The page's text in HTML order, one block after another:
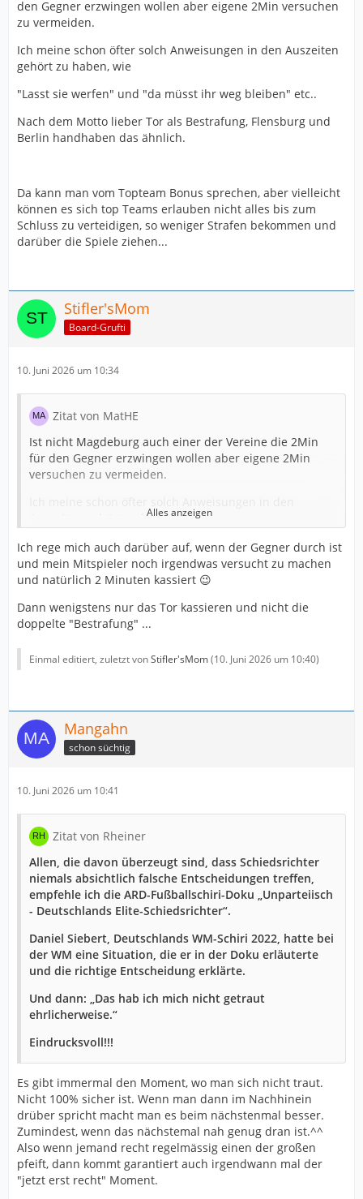
den Gegner erzwingen wollen aber eigene 2Min versuchen
zu vermeiden.
Ich meine schon öfter solch Anweisungen in den Auszeiten
gehört zu haben, wie
"Lasst sie werfen" und "da müsst ihr weg bleiben" etc..
Nach dem Motto lieber Tor als Bestrafung, Flensburg und
Berlin handhaben das ähnlich.
Da kann man vom Topteam Bonus sprechen, aber vielleicht
können es sich top Teams erlauben nicht alles bis zum
Schluss zu verteidigen, so weniger Strafen bekommen und
darüber die Spiele ziehen...
Stifler'sMom
Board-Grufti
10. Juni 2026 um 10:34
Zitat von MatHE
Ist nicht Magdeburg auch einer der Vereine die 2Min
für den Gegner erzwingen wollen aber eigene 2Min
versuchen zu vermeiden.
Auszeiten gehört zu haben, wie
"Lasst sie werfen" und "da müsst ihr weg bleiben" etc..
Nach dem Motto lieber Tor als Bestrafung, Flensburg
und Berlin handhaben das ähnlich.
vielleicht können es sich top Teams erlauben nicht alles
Alles anzeigen
Ich rege mich auch darüber auf, wenn der Gegner durch ist
und mein Mitspieler noch irgendwas versucht zu machen
und natürlich 2 Minuten kassiert 😉
Dann wenigstens nur das Tor kassieren und nicht die
doppelte "Bestrafung" ...
Einmal editiert, zuletzt vonStifler'sMom(10. Juni 2026 um 10:40)
Mangahn
schon süchtig
10. Juni 2026 um 10:41
Zitat von Rheiner
Allen, die davon überzeugt sind, dass Schiedsrichter
niemals absichtlich falsche Entscheidungen treffen,
empfehle ich die ARD-Fußballschiri-Doku „Unparteiisch
- Deutschlands Elite-Schiedsrichter“.
Daniel Siebert, Deutschlands WM-Schiri 2022, hatte bei
der WM eine Situation, die er in der Doku erläuterte
und die richtige Entscheidung erklärte.
Und dann: „Das hab ich mich nicht getraut
ehrlicherweise.“
Eindrucksvoll!!!
Es gibt immermal den Moment, wo man sich nicht traut.
Nicht 100% sicher ist. Wenn man dann im Nachhinein
drüber spricht macht man es beim nächstenmal besser.
Zumindest, wenn das nächstemal nah genug dran ist.^^
Also wenn jemand recht regelmässig einen der großen
pfeift, dann kommt garantiert auch irgendwann mal der
"jetzt erst recht" Moment.